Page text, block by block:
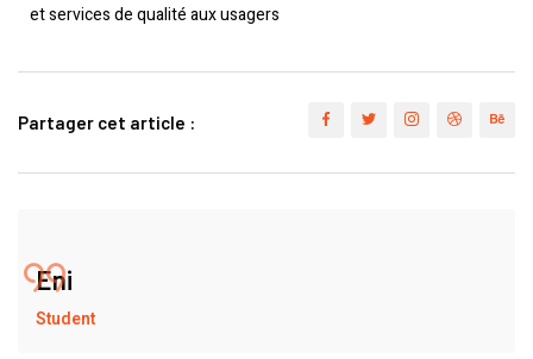
et services de qualité aux usagers
Partager cet article :
Eni
Student